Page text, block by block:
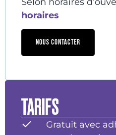
horaires
NOUS CONTACTER
TARIFS
Gratuit avec